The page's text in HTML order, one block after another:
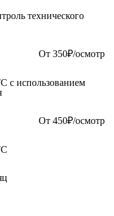
технического
От 350₽/осмотр
с использованием
От 450₽/осмотр